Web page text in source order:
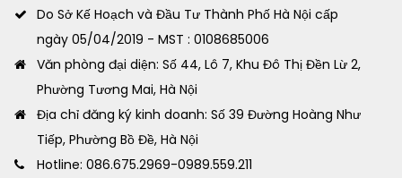
Do Sở Kế Hoạch và Đầu Tư Thành Phố Hà Nội cấp
ngày 05/04/2019 - MST : 0108685006
Văn phòng đại diện: Số 44, Lô 7, Khu Đô Thị Đền Lừ 2,
Phường Tương Mai, Hà Nội
Địa chỉ đăng ký kinh doanh: Số 39 Đường Hoàng Như
Tiếp, Phường Bồ Đề, Hà Nội
Hotline: 086.675.2969-0989.559.211